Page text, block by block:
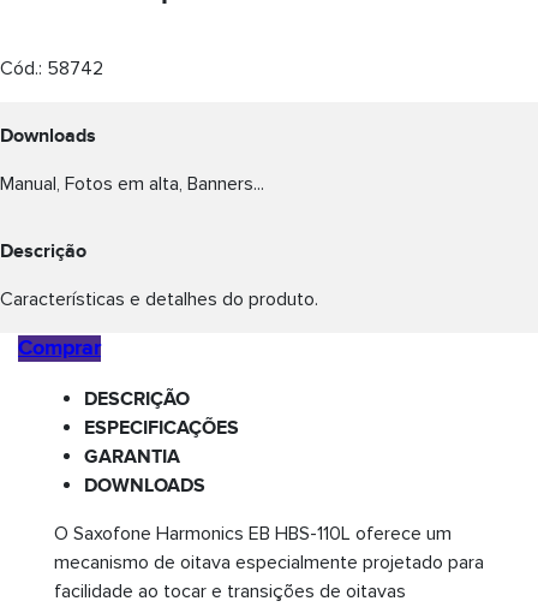
Cód.: 58742
Downloads
Manual, Fotos em alta, Banners...
Descrição
Características e detalhes do produto.
Comprar
DESCRIÇÃO
ESPECIFICAÇÕES
GARANTIA
DOWNLOADS
O Saxofone Harmonics EB HBS-110L oferece um
mecanismo de oitava especialmente projetado para
facilidade ao tocar e transições de oitavas